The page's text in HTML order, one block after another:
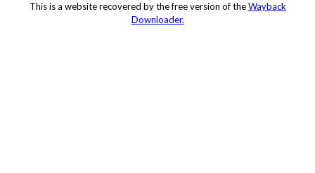
This is a website recovered by the free version of theWayback
Downloader.